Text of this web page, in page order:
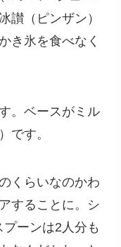
讃（ピンザン）
き氷を食べなく
。ベースがミル
です。
くらいなのかわ
することに。シ
ーンは2人分も